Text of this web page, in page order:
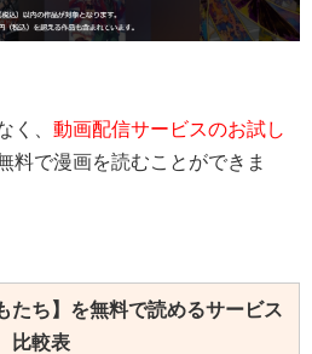
く、 動画配信サービスのお試し
料で漫画を読むことができま
たち 】を無料で読めるサービス
比較表